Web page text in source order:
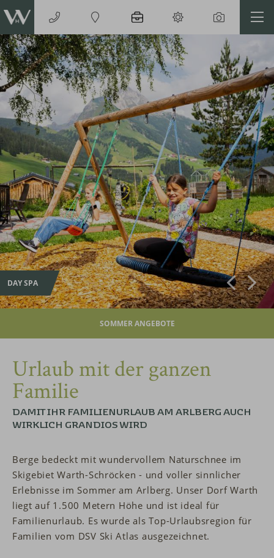
DAY SPA
SOMMER ANGEBOTE
Urlaub mit der ganzen
Familie
DAMIT IHR FAMILIENURLAUB AM ARLBERG AUCH
WIRKLICH GRANDIOS WIRD
Berge bedeckt mit wundervollem Naturschnee im
Skigebiet Warth-Schröcken - und voller sinnlicher
Erlebnisse im Sommer am Arlberg. Unser Dorf Warth
liegt auf 1.500 Metern Höhe und ist ideal für
Familienurlaub. Es wurde als Top-Urlaubsregion für
Familien vom DSV Ski Atlas ausgezeichnet.